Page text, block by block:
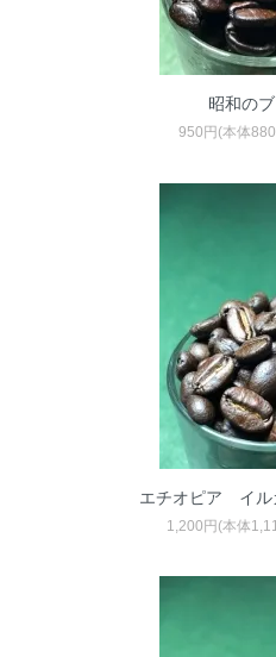
昭和の
950円(本体
エチオピア イル
1,200円(本体